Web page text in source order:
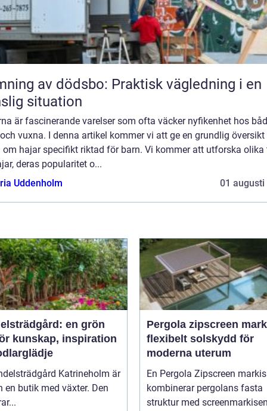
av dödsbo: Praktisk vägledning i en
situation
är fascinerande varelser som ofta väcker nyfikenhet hos
vuxna. I denna artikel kommer vi att ge en grundlig översikt
hajar specifikt riktad för barn. Vi kommer att utforska olika
deras popularitet o...
Uddenholm
01 augusti
en grön
kunskap, inspiration
Katrineholm är
en butik med växter. Den
Pergola zipscreen
flexibelt solskydd för
moderna uterum
En Pergola Zipscreen markis
kombinerar pergolans fasta
struktur med